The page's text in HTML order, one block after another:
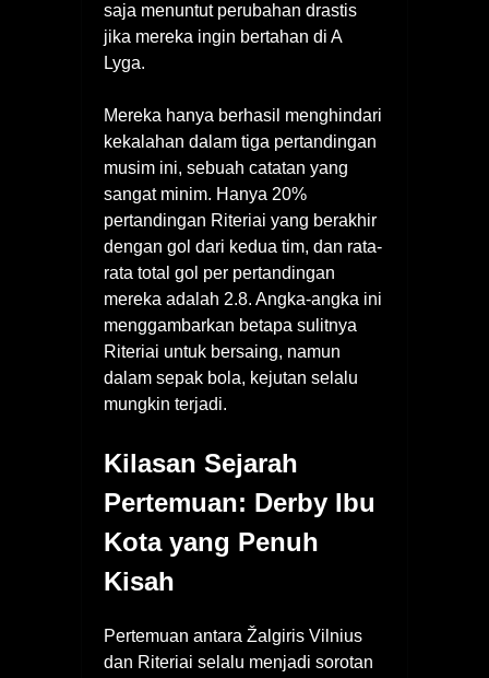
saja menuntut perubahan drastis
jika mereka ingin bertahan di A
Lyga.
Mereka hanya berhasil menghindari
kekalahan dalam tiga pertandingan
musim ini, sebuah catatan yang
sangat minim. Hanya 20%
pertandingan Riteriai yang berakhir
dengan gol dari kedua tim, dan rata-
rata total gol per pertandingan
mereka adalah 2.8. Angka-angka ini
menggambarkan betapa sulitnya
Riteriai untuk bersaing, namun
dalam sepak bola, kejutan selalu
mungkin terjadi.
Kilasan Sejarah
Pertemuan: Derby Ibu
Kota yang Penuh
Kisah
Pertemuan antara Žalgiris Vilnius
dan Riteriai selalu menjadi sorotan